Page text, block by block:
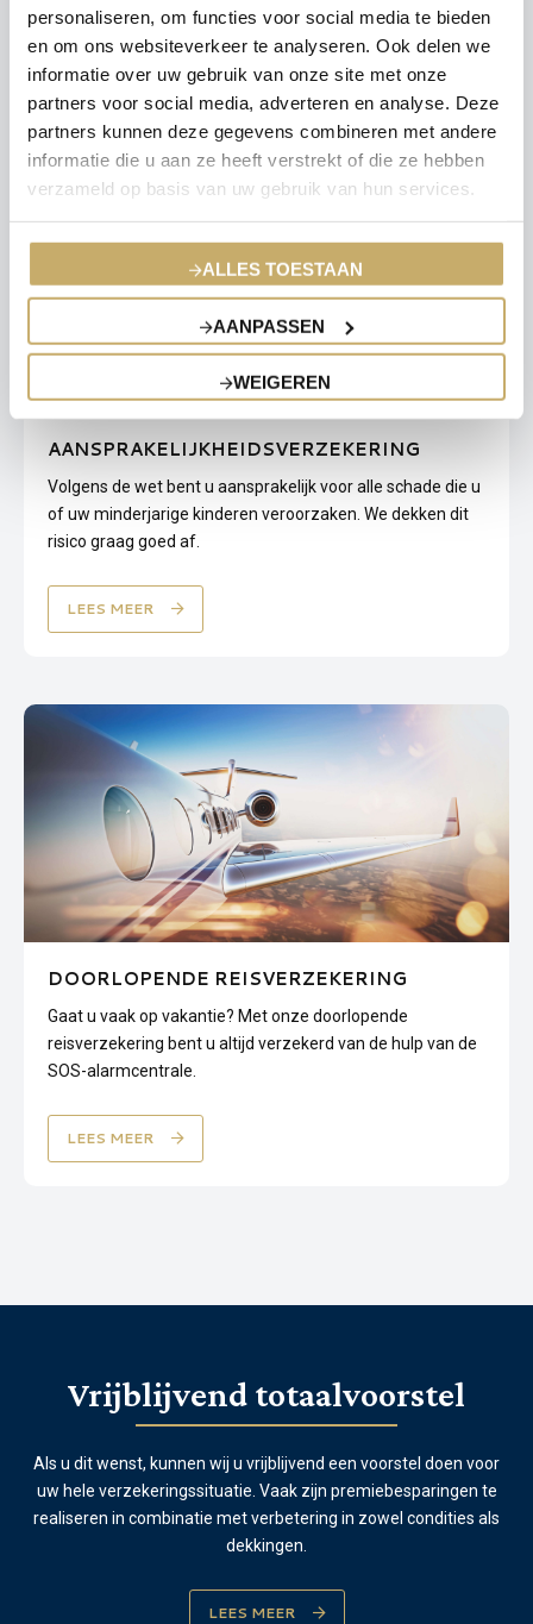
personaliseren, om functies voor social media te bieden
en om ons websiteverkeer te analyseren. Ook delen we
informatie over uw gebruik van onze site met onze
partners voor social media, adverteren en analyse. Deze
partners kunnen deze gegevens combineren met andere
informatie die u aan ze heeft verstrekt of die ze hebben
verzameld op basis van uw gebruik van hun services.
ALLES TOESTAAN
AANPASSEN
WEIGEREN
wens aanvullend te verzekeren.
LEES MEER
AANSPRAKELIJKHEIDSVERZEKERING
Volgens de wet bent u aansprakelijk voor alle schade die u
of uw minderjarige kinderen veroorzaken. We dekken dit
risico graag goed af.
LEES MEER
DOORLOPENDE REISVERZEKERING
Gaat u vaak op vakantie? Met onze doorlopende
reisverzekering bent u altijd verzekerd van de hulp van de
SOS-alarmcentrale.
LEES MEER
Vrijblijvend totaalvoorstel
Als u dit wenst, kunnen wij u vrijblijvend een voorstel doen voor
uw hele verzekeringssituatie. Vaak zijn premiebesparingen te
realiseren in combinatie met verbetering in zowel condities als
dekkingen.
LEES MEER